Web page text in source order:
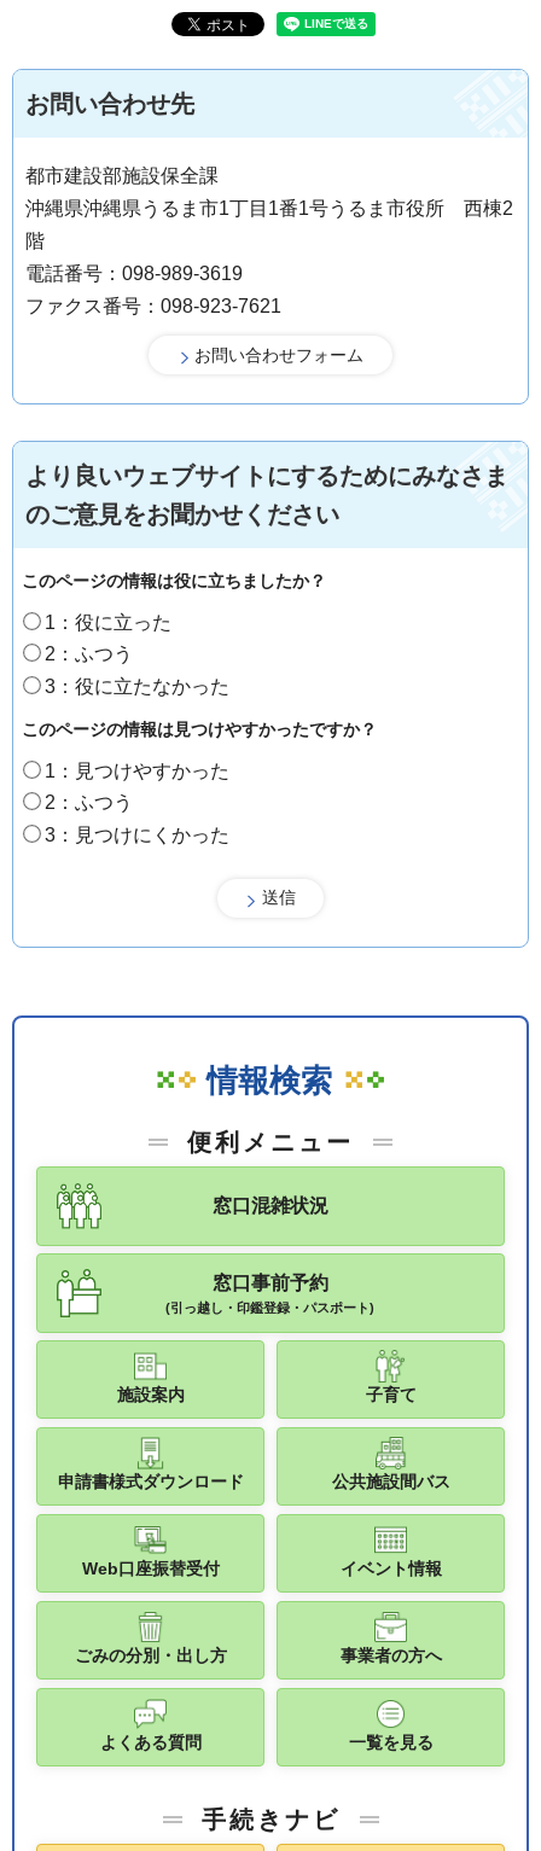
お問い合わせ先
都市建設部施設保全課
沖縄県沖縄県うるま市1丁目1番1号うるま市役所 西棟2
階
電話番号：098-989-3619
ファクス番号：098-923-7621
より良いウェブサイトにするためにみなさま
のご意見をお聞かせください
このページの情報は役に立ちましたか？
1：役に立った
2：ふつう
3：役に立たなかった
このページの情報は見つけやすかったですか？
1：見つけやすかった
2：ふつう
3：見つけにくかった
情報検索
便利メニュー
窓口混雑状況
窓口事前予約
(引っ越し・印鑑登録・パスポート)
施設案内 子育て
申請書様式ダウンロード 公共施設間バス
Web口座振替受付 イベント情報
ごみの分別・出し方 事業者の方へ
よくある質問 一覧を見る
手続きナビ